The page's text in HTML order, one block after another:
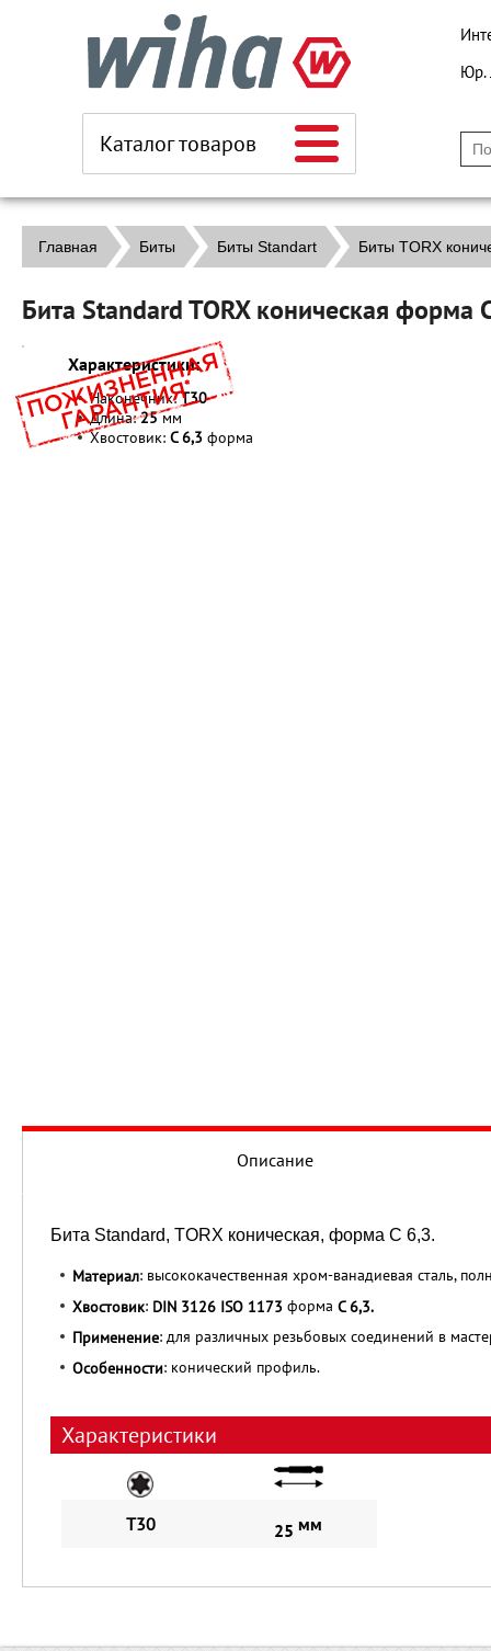
Каталог товаров
Юр.
Главная Биты Биты Standart Биты TORX
Бита Standard TORX коническая
Характеристики:
Наконечник:T30
Длина:25мм
Хвостовик: C 6,3 форма
Описание
Бита Standard, TORX коническая, форма С 6,3.
Материал: высококачественная хром-ванадиевая сталь,
Хвостовик: DIN 3126 ISO 1173 форма C 6,3.
Применение: для различных резьбовых соединений в
Особенности: конический профиль.
Характеристики
T30 25 мм